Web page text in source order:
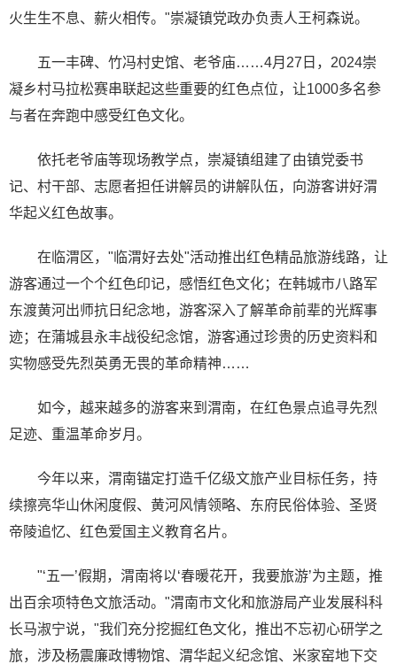
火生生不息、薪火相传。"崇凝镇党政办负责人王柯森说。
五一丰碑、竹冯村史馆、老爷庙……4月27日，2024崇
凝乡村马拉松赛串联起这些重要的红色点位，让1000多名参
与者在奔跑中感受红色文化。
依托老爷庙等现场教学点，崇凝镇组建了由镇党委书
记、村干部、志愿者担任讲解员的讲解队伍，向游客讲好渭
华起义红色故事。
在临渭区，"临渭好去处"活动推出红色精品旅游线路，让
游客通过一个个红色印记，感悟红色文化；在韩城市八路军
东渡黄河出师抗日纪念地，游客深入了解革命前辈的光辉事
迹；在蒲城县永丰战役纪念馆，游客通过珍贵的历史资料和
实物感受先烈英勇无畏的革命精神……
如今，越来越多的游客来到渭南，在红色景点追寻先烈
足迹、重温革命岁月。
今年以来，渭南锚定打造千亿级文旅产业目标任务，持
续擦亮华山休闲度假、黄河风情领略、东府民俗体验、圣贤
帝陵追忆、红色爱国主义教育名片。
"‘五一’假期，渭南将以‘春暖花开，我要旅游’为主题，推
出百余项特色文旅活动。"渭南市文化和旅游局产业发展科科
长马淑宁说，"我们充分挖掘红色文化，推出不忘初心研学之
旅，涉及杨震廉政博物馆、渭华起义纪念馆、米家窑地下交